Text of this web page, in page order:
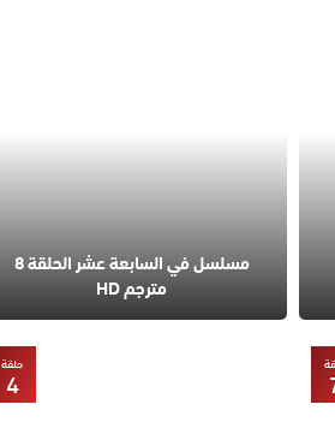
مسلسل في السابعة عشر الحلقة 8
مترجم HD
حلقة
4